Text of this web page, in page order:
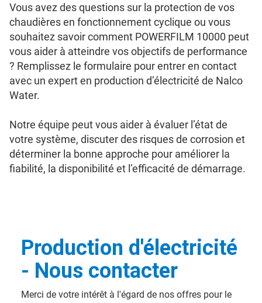
Vous avez des questions sur la protection de vos
chaudières en fonctionnement cyclique ou vous
souhaitez savoir comment POWERFILM 10000 peut
vous aider à atteindre vos objectifs de performance
? Remplissez le formulaire pour entrer en contact
avec un expert en production d’électricité de Nalco
Water.
Notre équipe peut vous aider à évaluer l’état de
votre système, discuter des risques de corrosion et
déterminer la bonne approche pour améliorer la
fiabilité, la disponibilité et l’efficacité de démarrage.
Production d'électricité
- Nous contacter
Merci de votre intérêt à l'égard de nos offres pour le